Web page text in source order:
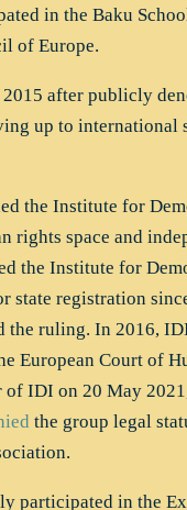
in the Baku
of Europe.
2015 after publicly
up to international
the Institute for
rights space and
the Institute for
state registration
the ruling. In 2016,
European Court of
of IDI on 20 May
the group legal
participated in the